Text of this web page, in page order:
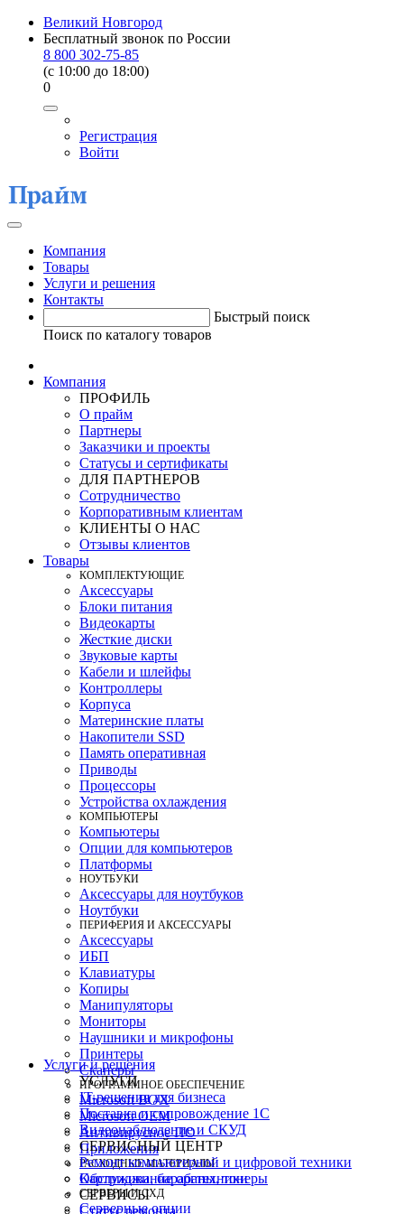
Великий Новгород
Бесплатный звонок по России
8 800 302-75-85
(c 10:00 до 18:00)
0
Регистрация
Войти
Компания
Товары
Услуги и решения
Контакты
Быстрый поиск
Поиск по каталогу товаров
Компания
ПРОФИЛЬ
О прайм
Партнеры
Заказчики и проекты
Статусы и сертификаты
ДЛЯ ПАРТНЕРОВ
Сотрудничество
Корпоративным клиентам
КЛИЕНТЫ О НАС
Отзывы клиентов
Товары
КOМПЛЕКТУЮЩИЕ
Аксессуары
Блоки питания
Видеокарты
Жесткие диски
Звуковые карты
Кабели и шлейфы
Контроллеры
Корпуса
Материнские платы
Накопители SSD
Память оперативная
Приводы
Процессоры
Устройства охлаждения
КОМПЬЮТЕРЫ
Компьютеры
Опции для компьютеров
Платформы
НОУТБУКИ
Аксессуары для ноутбуков
Ноутбуки
ПЕРИФЕРИЯ И АКСЕССУАРЫ
Аксессуары
ИБП
Клавиатуры
Копиры
Манипуляторы
Мониторы
Наушники и микрофоны
Принтеры
Сканеры
ПРОГРАММНОЕ ОБЕСПЕЧЕНИЕ
Microsoft BOX
Microsoft OEM
Антивирусное ПО
Приложения
РАСХОДНЫЕ МАТЕРИАЛЫ
Картриджи, барабаны, тонеры
СЕРВЕРЫ И СХД
Серверные опции
Услуги и решения
УСЛУГИ
IT-решения для бизнеса
Поставка и сопровождение 1C
Видеонаблюдение и СКУД
СЕРВИСНЫЙ ЦЕНТР
Ремонт компьютерной и цифровой техники
Обслуживание оргтехники
СЕРВИСЫ
Статус ремонта